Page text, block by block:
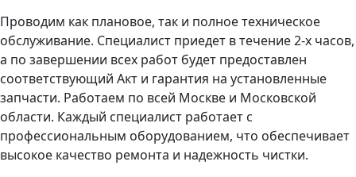
Проводим как плановое, так и полное техническое
обслуживание. Специалист приедет в течение 2-х часов,
а по завершении всех работ будет предоставлен
соответствующий Акт и гарантия на установленные
запчасти. Работаем по всей Москве и Московской
области. Каждый специалист работает с
профессиональным оборудованием, что обеспечивает
высокое качество ремонта и надежность чистки.